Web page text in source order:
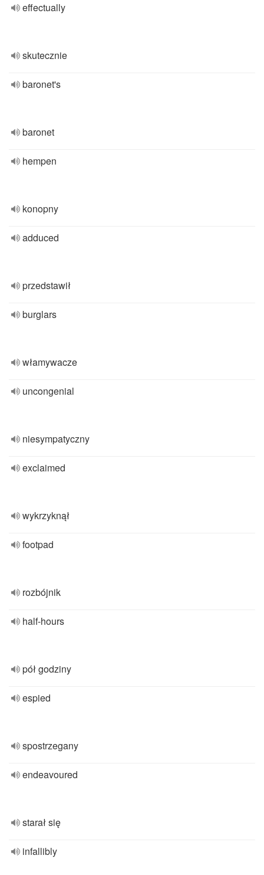
effectually
skutecznie
baronet's
baronet
hempen
konopny
adduced
przedstawił
burglars
włamywacze
uncongenial
niesympatyczny
exclaimed
wykrzyknął
footpad
rozbójnik
half-hours
pół godziny
espied
spostrzegany
endeavoured
starał się
infallibly